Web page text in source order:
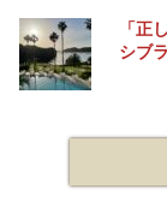
「正
シブ